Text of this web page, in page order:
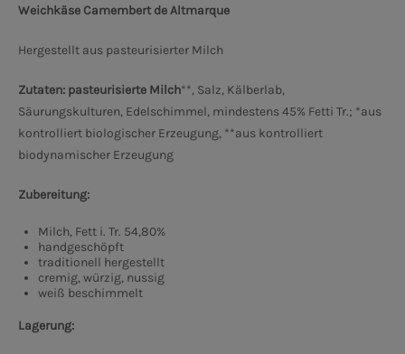
Weichkäse Camembert de Altmarque
Hergestellt aus pasteurisierter Milch
Zutaten: pasteurisierte Milch**, Salz, Kälberlab,
Säurungskulturen, Edelschimmel, mindestens 45% Fetti Tr.; *aus
kontrolliert biologischer Erzeugung, **aus kontrolliert
biodynamischer Erzeugung
Zubereitung:
Milch, Fett i. Tr. 54,80%
handgeschöpft
traditionell hergestellt
cremig, würzig, nussig
weiß beschimmelt
Lagerung: